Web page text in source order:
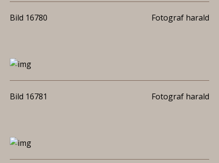
Bild 16780 Fotograf harald
Bild 16781 Fotograf harald